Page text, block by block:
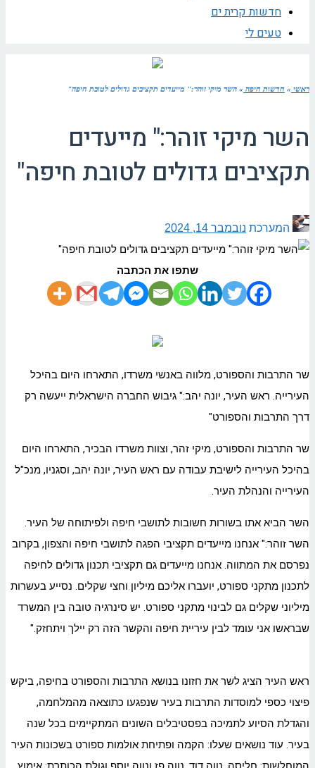
חדשות קרית ים
טעים לי
ראשי » חדשות חיפה » השר מיקי זוהר:" מייעדים תקציבים גדולים לטובת חיפה"
השר מיקי זוהר:" מייעדים
תקציבים גדולים לטובת חיפה"
המערכת נובמבר 14, 2024
שתפו את הכתבה
שר התרבות והספורט, מלווה באנשי משרדו, התארחו היום בהיכל
העירייה. ראש העיר, יונה יהב:" גיבוש החברה הישראלית ייעשה רק
דרך התרבות והספורט"
שר התרבות והספורט, מיקי זהר, וצוות משרדו הבכיר, התארחו היום
בהיכל העירייה לישיבת עבודה עם ראש העיר, יונה יהב, וסגניו, מנכ"ל
העירייה והנהלת העיר.
השר הביא אתו בשורות חשובות לתושבי חיפה ולפיתוחה של העיר.
השר זוהר:" אנחנו מייעדים תקציבי הפגה לתושבי חיפה והצפון, בקרוב
נפרסם את המתווה. אנחנו מייעדים גם תקציבי תכנון גדולים לחיפה
לתכנון מתקני ספורט, יועברו אליכם מיליון וחצי שקלים. נסייע בעשרות
מיליוני שקלים גם לבינוי מתקני ספורט. יש סינרגיה טובה בין המשרד
שבראשו אני עומד לבין עיריית חיפה והקשר הזה רק יילך ויתחזק."
ראש העיר הציג לשר את חזונו בנושא התרבות והספורט בחיפה, ביקש
פיצוי כספי למוסדות התרבות בעיר שנפגעו כתוצאה מהמלחמה,
והגדלת הסיוע לתמיכה בפסטיבלים השונים המתקיימים בכל שנה
בעיר. עוד נושאים שעלו: הקמה ופתיחת אולמות ספורט בשכונות העיר